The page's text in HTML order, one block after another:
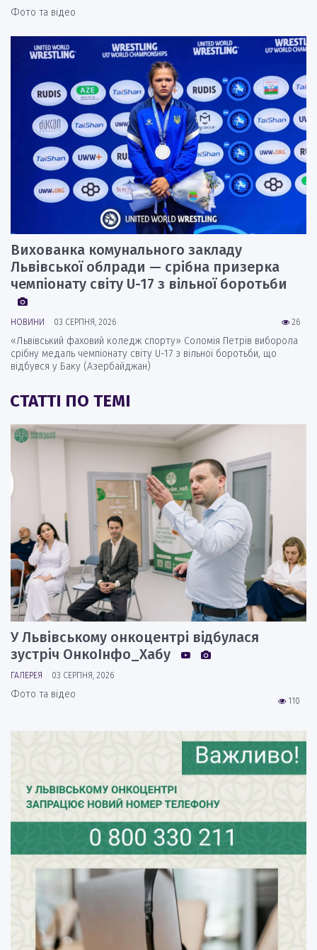
Фото та відео
Вихованка комунального закладу
Львівської облради — срібна призерка
чемпіонату світу U-17 з вільної боротьби
26
НОВИНИ 03 СЕРПНЯ, 2026
«Львівський фаховий коледж спорту» Соломія Петрів виборола
срібну медаль чемпіонату світу U-17 з вільної боротьби, що
відбувся у Баку (Азербайджан)
СТАТТІ ПО ТЕМІ
У Львівському онкоцентрі відбулася
зустріч ОнкоІнфо_Хабу
ГАЛЕРЕЯ 03 СЕРПНЯ, 2026
110
Фото та відео